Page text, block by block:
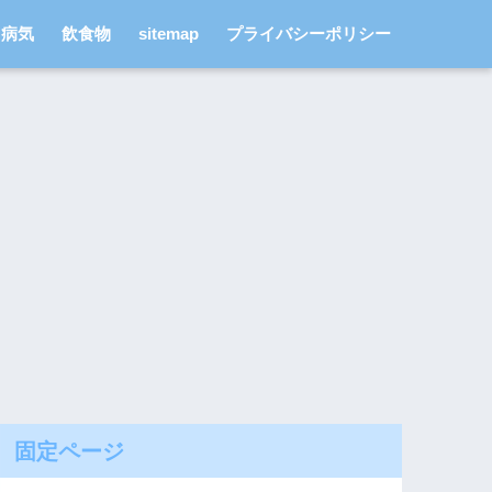
病気 飲食物 sitemap プライバシーポリシー
固定ページ